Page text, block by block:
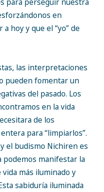
en
hoy y que el “yo” de
las interpretaciones
pueden fomentar un
del pasado. Los
en la vida
de los
para “limpiarlos”.
y el budismo Nichiren es
podemos manifestar la
más iluminado y
sabiduría iluminada